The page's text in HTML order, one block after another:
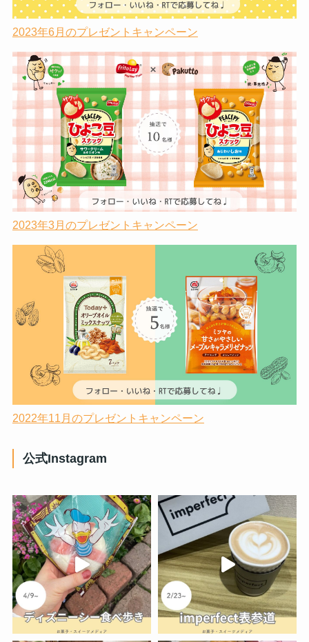
2023年6月のプレゼントキャンペーン
2023年3月のプレゼントキャンペーン
2022年11月のプレゼントキャンペーン
公式Instagram